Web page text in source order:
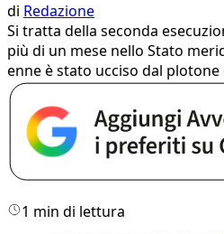
di Redazione
Si tratta della seconda
più di un mese nello Stato
enne è stato ucciso dal plotone
1 min di lettura